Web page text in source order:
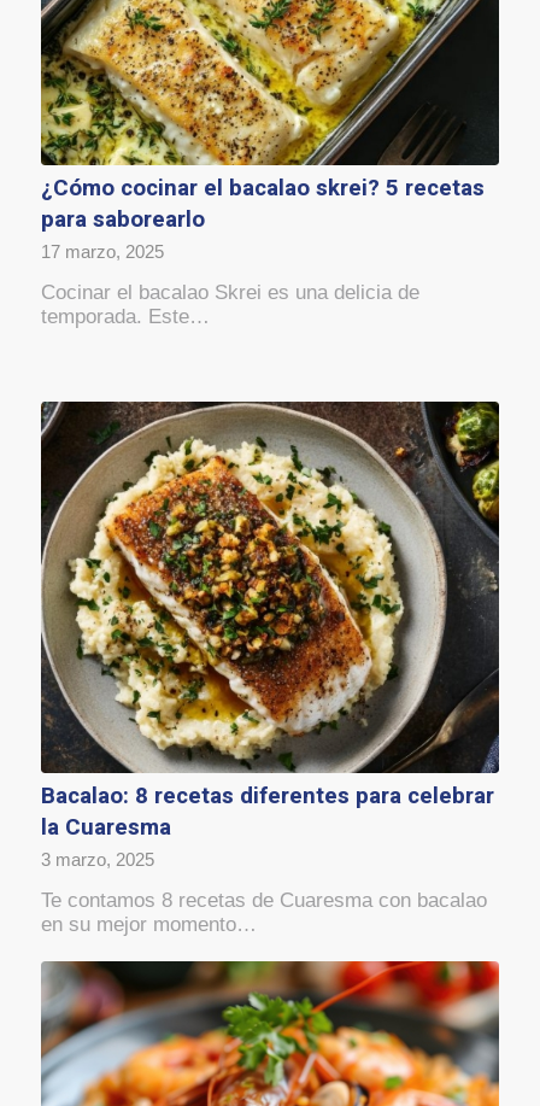
¿Cómo cocinar el bacalao skrei? 5 recetas
para saborearlo
17 marzo, 2025
Cocinar el bacalao Skrei es una delicia de
temporada. Este…
Bacalao: 8 recetas diferentes para celebrar
la Cuaresma
3 marzo, 2025
Te contamos 8 recetas de Cuaresma con bacalao
en su mejor momento…